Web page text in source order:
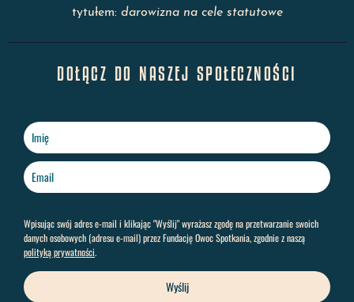
tytułem: darowizna na cele statutowe
DOŁĄCZ DO NASZEJ SPOŁECZNOŚCI
Wpisując swój adres e-mail i klikając "Wyślij" wyrażasz zgodę na przetwarzanie swoich
danych osobowych (adresu e-mail) przez Fundację Owoc Spotkania, zgodnie z naszą
polityką prywatności.
Wyślij